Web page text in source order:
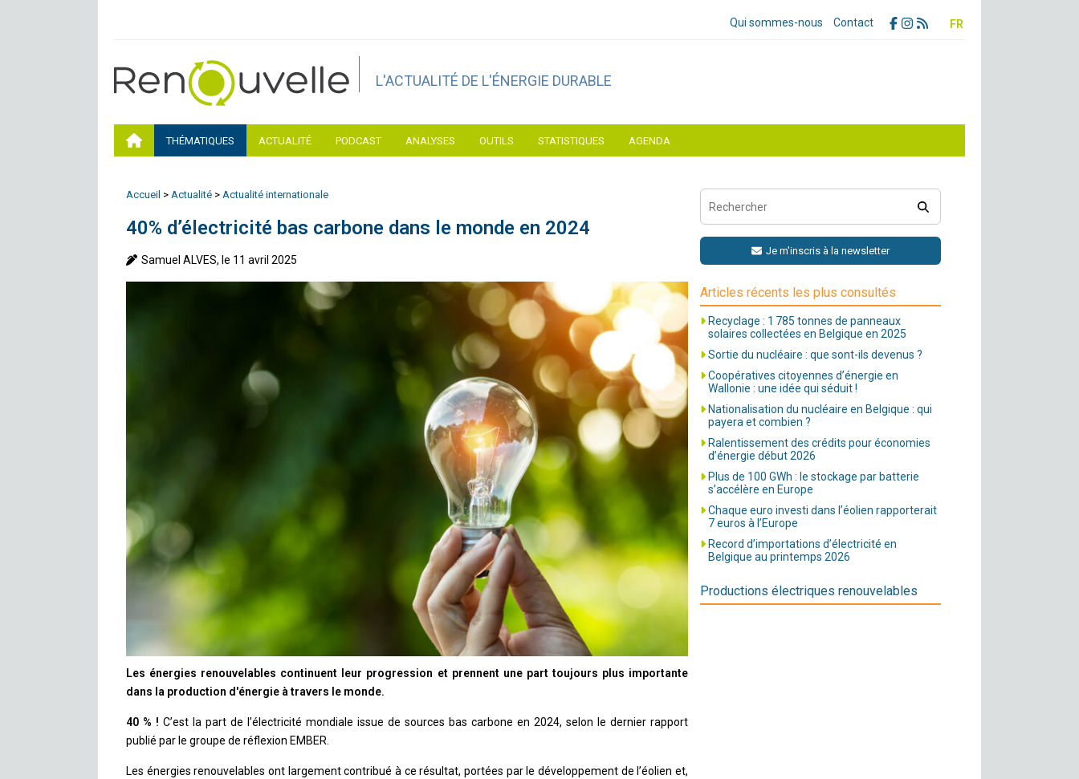
Qui sommes-nous Contact FR
L'ACTUALITÉ DE L'ÉNERGIE DURABLE
THÉMATIQUES ACTUALITÉ PODCAST ANALYSES OUTILS STATISTIQUES AGENDA
Accueil > Actualité > Actualité internationale
40% d’électricité bas carbone dans le monde en 2024
Samuel ALVES, le 11 avril 2025
Les énergies renouvelables continuent leur progression et prennent une part toujours plus importante
dans la production d'énergie à travers le monde.
40 % ! C’est la part de l’électricité mondiale issue de sources bas carbone en 2024, selon le dernier rapport
publié par le groupe de réflexion EMBER.
Les énergies renouvelables ont largement contribué à ce résultat, portées par le développement de l’éolien et,
Je m'inscris à la newsletter
Articles récents les plus consultés
Recyclage : 1 785 tonnes de panneaux
solaires collectées en Belgique en 2025
Sortie du nucléaire : que sont-ils devenus ?
Coopératives citoyennes d’énergie en
Wallonie : une idée qui séduit !
Nationalisation du nucléaire en Belgique : qui
payera et combien ?
Ralentissement des crédits pour économies
d’énergie début 2026
Plus de 100 GWh : le stockage par batterie
s’accélère en Europe
Chaque euro investi dans l’éolien rapporterait
7 euros à l’Europe
Record d’importations d’électricité en
Belgique au printemps 2026
Productions électriques renouvelables